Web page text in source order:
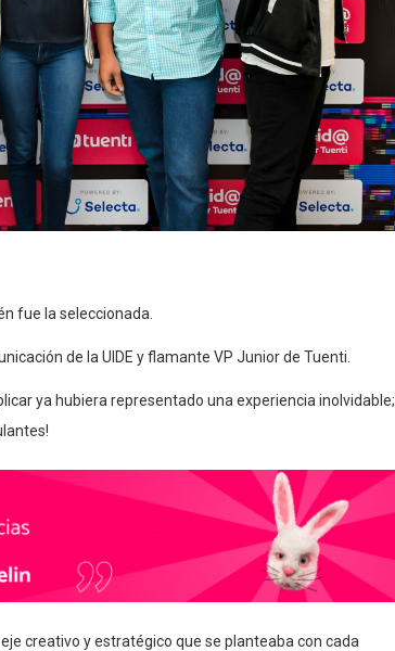
fue la seleccionada.
de la UIDE y flamante VP Junior de Tuenti.
ya hubiera representado una experiencia inolvidable;
creativo y estratégico que se planteaba con cada